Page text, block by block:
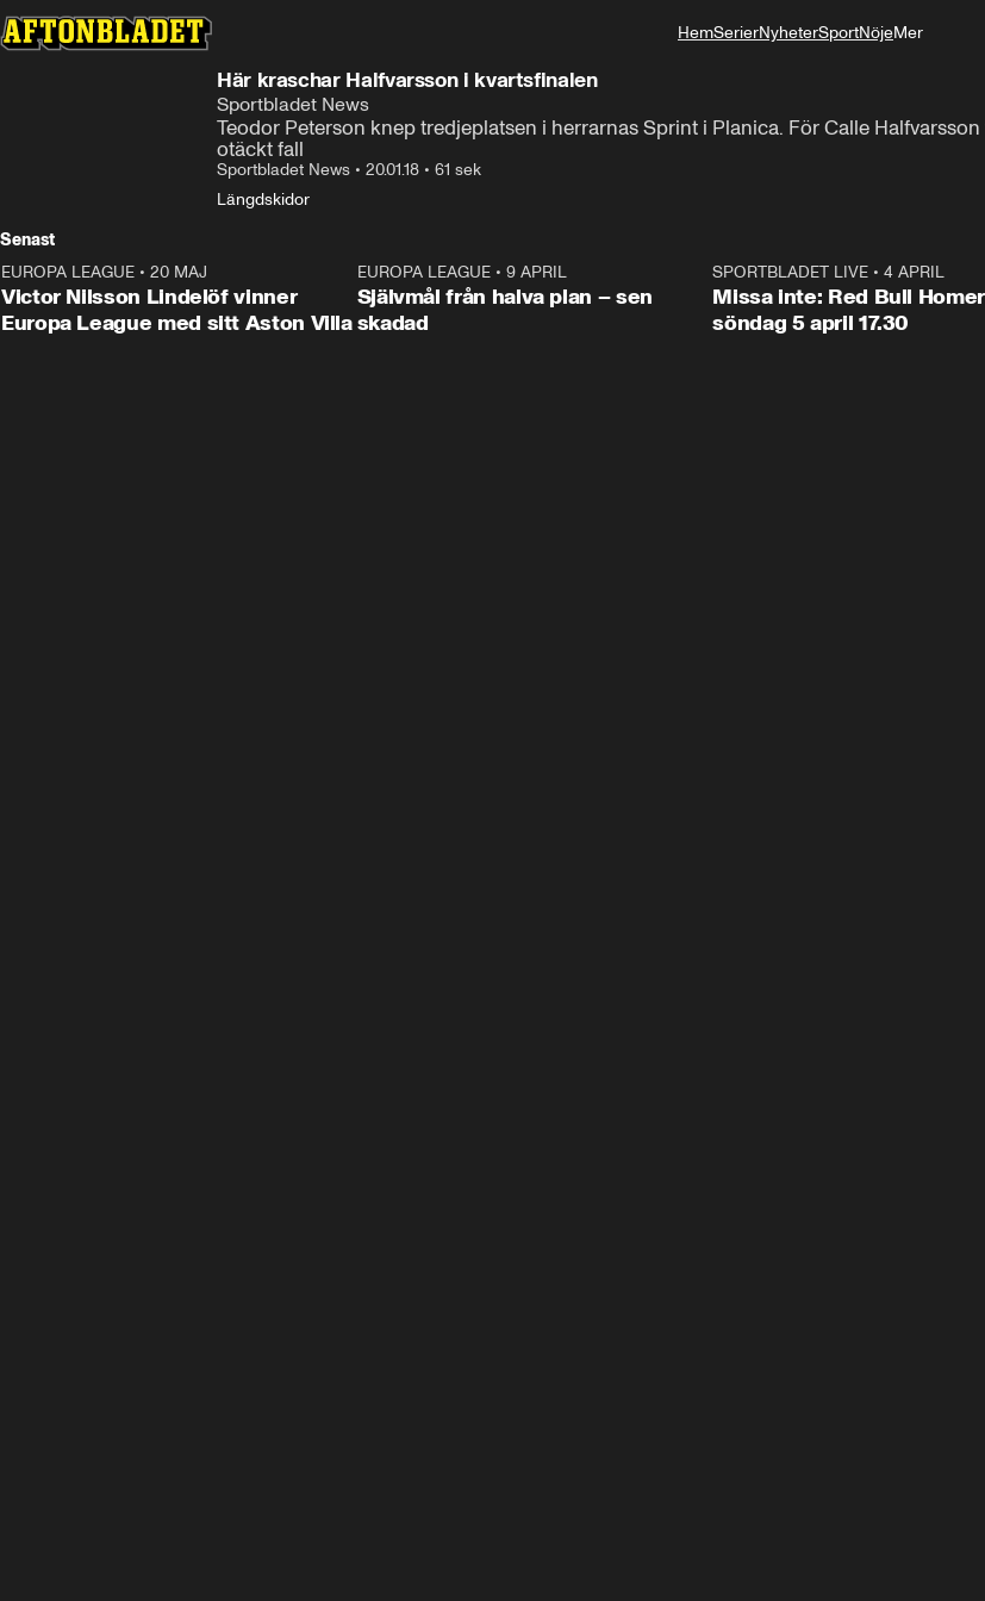
HemSerierNyheterSportNöjeMer
Här kraschar Halfvarsson i kvartsfinalen
Sportbladet News
Teodor Peterson knep tredjeplatsen i herrarnas Sprint i Planica. För Calle
otäckt fall
Sportbladet News • 20.01.18 • 61 sek
Längdskidor
Senast
EUROPA LEAGUE • 20 MAJ
Victor Nilsson Lindelöf vinner
Europa League med sitt Aston Villa
1:03
EUROPA LEAGUE• 9 APRIL
Självmål från halva plan – sen
skadad
SPORTBLADET LIVE •4 APRIL
Missa inte: Red Bull
söndag 5 april 17.30